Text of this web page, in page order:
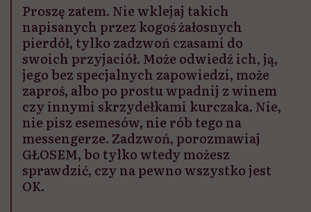
Proszę zatem. Nie wklejaj takich
napisanych przez kogoś żałosnych
pierdół, tylko zadzwoń czasami do
swoich przyjaciół. Może odwiedź ich, ją,
jego bez specjalnych zapowiedzi, może
zaproś, albo po prostu wpadnij z winem
czy innymi skrzydełkami kurczaka. Nie,
nie pisz esemesów, nie rób tego na
messengerze. Zadzwoń, porozmawiaj
GŁOSEM, bo tylko wtedy możesz
sprawdzić, czy na pewno wszystko jest
OK.